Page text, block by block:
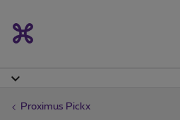
Proximus Pickx